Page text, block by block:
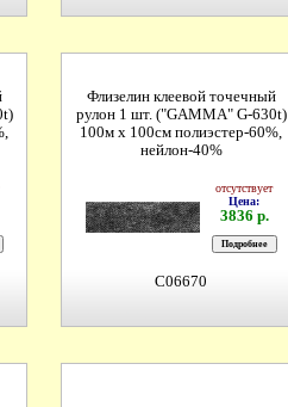
Флизелин клеевой точечный
рулон 1 шт. ("GAMMA" G-630t)
100м х 100см полиэстер-60%,
нейлон-40%
отсутствует
Цена:
3836 р.
C06670